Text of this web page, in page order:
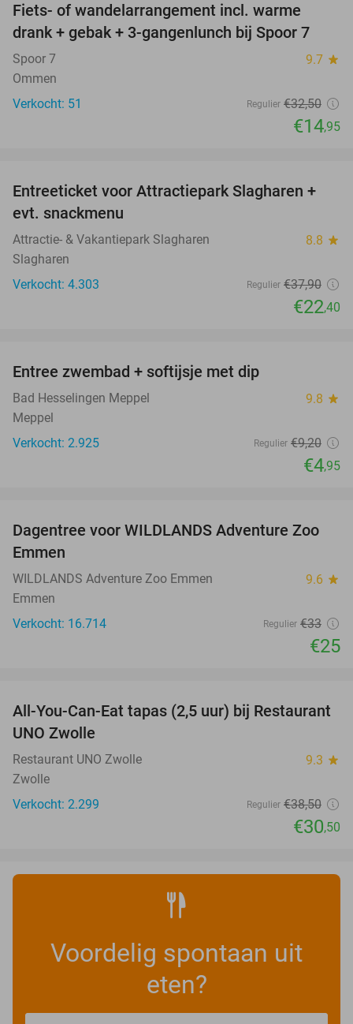
Fiets- of wandelarrangement incl. warme
drank + gebak + 3-gangenlunch bij Spoor 7
Spoor 7 9.7 star
Ommen
Verkocht: 51
Regulier €32,50
€14,95
41%
Entreeticket voor Attractiepark Slagharen +
evt. snackmenu
Attractie- & Vakantiepark Slagharen 8.8 star
Slagharen
Verkocht: 4.303
Regulier €37,90
€22,40
Entree zwembad + softijsje met dip
Bad Hesselingen Meppel 9.8 star
Meppel
Verkocht: 2.925
Regulier €9,20
€4,95
24%
Dagentree voor WILDLANDS Adventure Zoo
Emmen
WILDLANDS Adventure Zoo Emmen 9.6 star
Emmen
Verkocht: 16.714
Regulier €33
€25
21%
All-You-Can-Eat tapas (2,5 uur) bij Restaurant
UNO Zwolle
Restaurant UNO Zwolle 9.3 star
Zwolle
Verkocht: 2.299
Regulier €38,50
€30,50
Voordelig spontaan uit
eten?